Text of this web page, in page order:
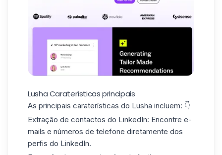
Lusha Caraterísticas principais
As principais caraterísticas do Lusha incluem: 👇
Extração de contactos do LinkedIn: Encontre e-
mails e números de telefone diretamente dos
perfis do LinkedIn.